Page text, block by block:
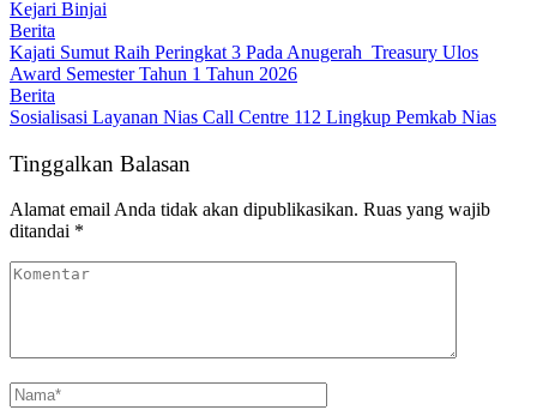
Kejari Binjai
Berita
Kajati Sumut Raih Peringkat 3 Pada Anugerah Treasury Ulos
Award Semester Tahun 1 Tahun 2026
Berita
Sosialisasi Layanan Nias Call Centre 112 Lingkup Pemkab Nias
Tinggalkan Balasan
Alamat email Anda tidak akan dipublikasikan. Ruas yang wajib
ditandai *